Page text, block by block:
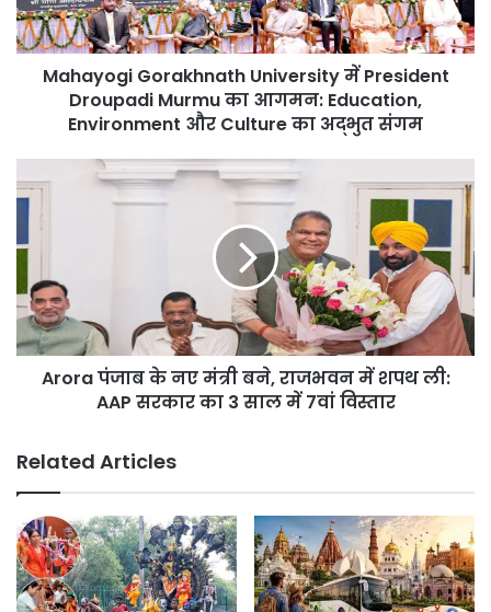
Murmu
का
आगमन:
Education,
Environment
अद्भुत
संगम
Mahayogi Gorakhnath University में President
Droupadi Murmu का आगमन: Education,
Environment और Culture का अद्भुत संगम
पंजाब
नए
बने,
राजभवन
शपथ
3
साल
7वां
विस्तार
Arora पंजाब के नए मंत्री बने, राजभवन में शपथ ली:
AAP सरकार का 3 साल में 7वां विस्तार
Related Articles